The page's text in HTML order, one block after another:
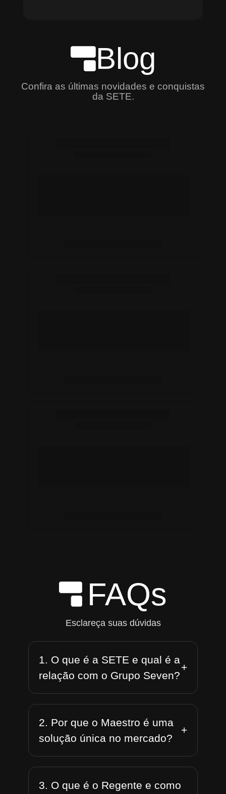
Blog
Confira as últimas novidades e conquistas
da SETE.
FAQs
Esclareça suas dúvidas
1. O que é a SETE e qual é a
relação com o Grupo Seven?
+
2. Por que o Maestro é uma
solução única no mercado?
+
3. O que é o Regente e como